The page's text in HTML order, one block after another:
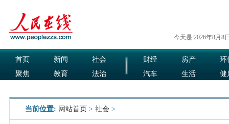
今天是:2026年8月8
首页 新闻
社会
聚焦
教育
法治
财经 房产
环
汽车
生活
健
当前位置: 网站首页 > 社会 >